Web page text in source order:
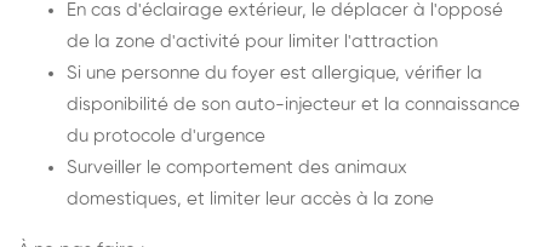
En cas d'éclairage extérieur, le déplacer à l'opposé
de la zone d'activité pour limiter l'attraction
Si une personne du foyer est allergique, vérifier la
disponibilité de son auto-injecteur et la connaissance
du protocole d'urgence
Surveiller le comportement des animaux
domestiques, et limiter leur accès à la zone